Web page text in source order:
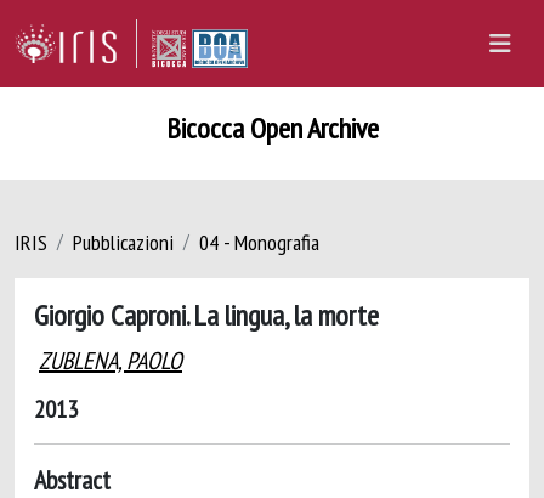
Bicocca Open Archive
IRIS Pubblicazioni 04 - Monografia
Giorgio Caproni. La lingua, la morte
ZUBLENA, PAOLO
2013
Abstract